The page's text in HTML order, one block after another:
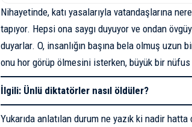
Nihayetinde, katı yasalarıyla vatandaşlarına
tapıyor. Hepsi ona saygı duyuyor ve ondan
duyarlar. O, insanlığın başına bela olmuş
onu hor görüp ölmesini isterken, büyük bir
İlgili: Ünlü diktatörler nasıl öldüler?
Yukarıda anlatılan durum ne yazık ki nadir